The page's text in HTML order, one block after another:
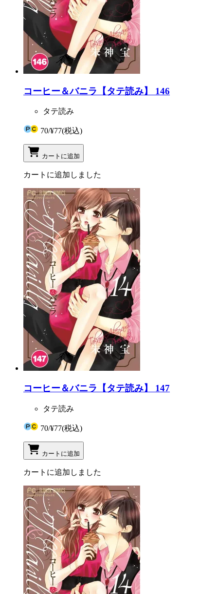
コーヒー＆バニラ【タテ読み】 146
タテ読み
70/¥77(税込)
カートに追加
カートに追加しました
コーヒー＆バニラ【タテ読み】 147
タテ読み
70/¥77(税込)
カートに追加
カートに追加しました